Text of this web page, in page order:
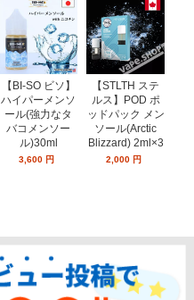
【BI-SO ビソ】
ハイパーメンソ
ール(強力なタ
バコメンソー
ル)30ml
3,600 円
【STLTH ステ
ルス】POD ポ
ッドパック メン
ソール(Arctic
Blizzard) 2ml×3
2,000 円